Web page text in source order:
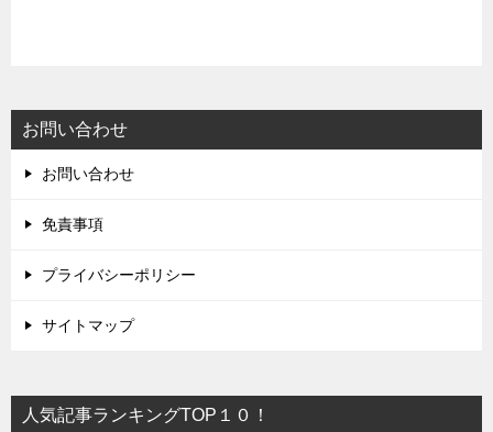
お問い合わせ
お問い合わせ
免責事項
プライバシーポリシー
サイトマップ
人気記事ランキングTOP１０！